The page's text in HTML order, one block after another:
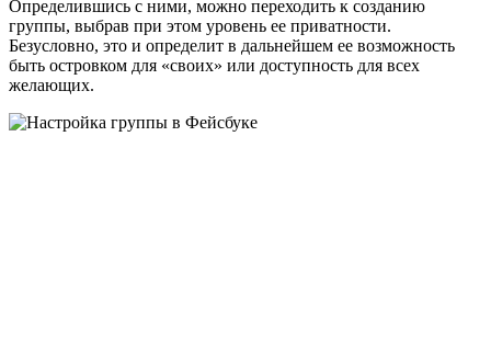
Определившись с ними, можно переходить к созданию
группы, выбрав при этом уровень ее приватности.
Безусловно, это и определит в дальнейшем ее возможность
быть островком для «своих» или доступность для всех
желающих.